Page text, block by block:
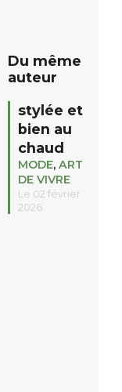
Du même
auteur
stylée et
bien au
chaud
MODE, ART
DE VIVRE
Le 02 février
2026